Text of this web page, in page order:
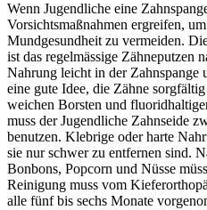
Wenn Jugendliche eine
Vorsichtsmaßnahmen ergreifen,
Mundgesundheit zu vermeiden.
ist das regelmässige Zähneputzen
Nahrung leicht in der Zahnspange
eine gute Idee, die Zähne
weichen Borsten und
muss der Jugendliche Zahnseide
benutzen. Klebrige oder harte
sie nur schwer zu entfernen sind.
Bonbons, Popcorn und Nüsse
Reinigung muss vom
alle fünf bis sechs Monate